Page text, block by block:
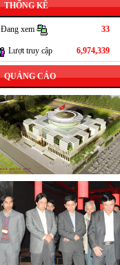
THỐNG KÊ
33
Đang xem
6,974,339
Lượt truy cập
QUẢNG CÁO